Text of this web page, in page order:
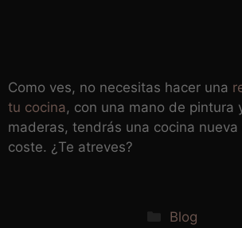
Como ves, no necesitas hacer una
tu cocina, con una mano de pintura
maderas, tendrás una cocina nueva
coste. ¿Te atreves?
Categorías
Blog